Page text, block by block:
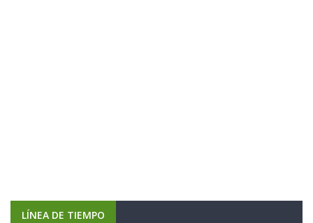
LÍNEA DE TIEMPO